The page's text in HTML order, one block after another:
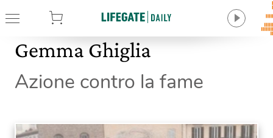
Gemma Ghiglia
Azione contro la fame